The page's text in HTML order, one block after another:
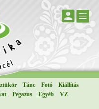
Tánc Fotó
Kiállítás
Pegazus Egyéb
VZ